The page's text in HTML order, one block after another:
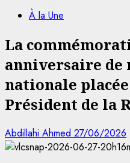
À la Une
La
anniversaire de
nationale placée
Président de la
Abdillahi Ahmed 27/06/2026